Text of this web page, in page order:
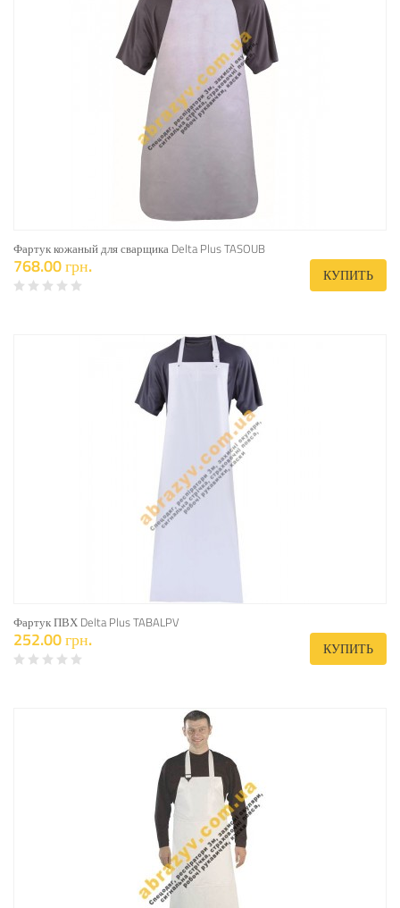
Фартук кожаный для сварщика Delta Plus TASOUB
768.00 грн. КУПИТЬ
Фартук ПВХ Delta Plus TABALPV
252.00 грн. КУПИТЬ